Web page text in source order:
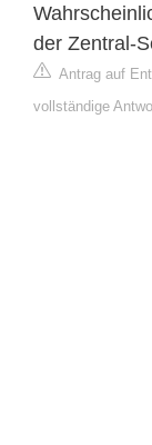
der Zentral-
Antrag auf
vollständige